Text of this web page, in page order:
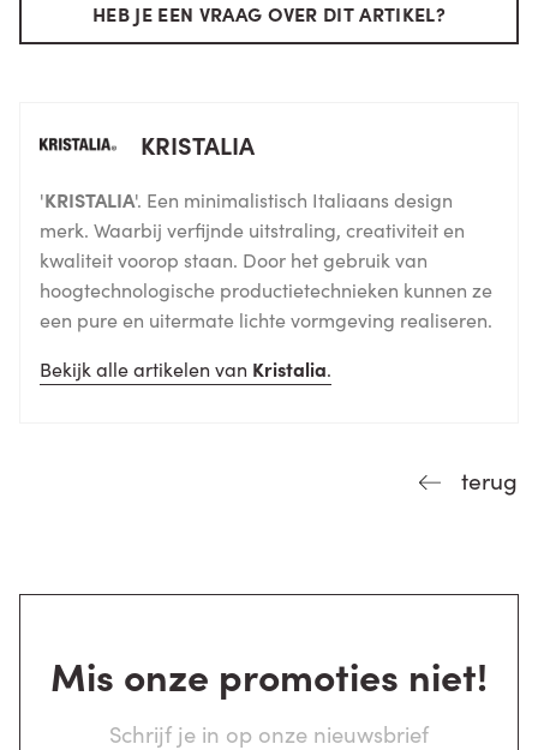
HEB JE EEN VRAAG OVER DIT ARTIKEL?
KRISTALIA
'KRISTALIA'. Een minimalistisch Italiaans design
merk. Waarbij verfijnde uitstraling, creativiteit en
kwaliteit voorop staan. Door het gebruik van
hoogtechnologische productietechnieken kunnen ze
een pure en uitermate lichte vormgeving realiseren.
Bekijk alle artikelen van Kristalia.
terug
Mis onze promoties niet!
Schrijf je in op onze nieuwsbrief